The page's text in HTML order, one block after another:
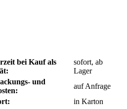
bei Kauf als
sofort, ab
Lager
und
auf Anfrage
in Karton